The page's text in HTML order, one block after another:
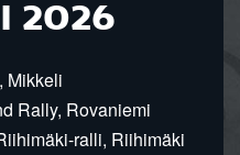
2026
Mikkeli
Rally, Rovaniemi
ralli, Riihimäki